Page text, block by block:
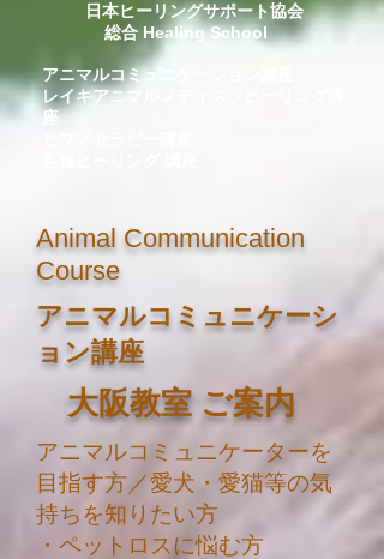
日本ヒーリングサポート協会
総合 Healing School
アニマルコミュニケーション講座
レイキアニマルメディスンヒーリング講
座
Animal Communication
Course
​アニマルコミュニケーシ
ョン講座
​大阪教室 ご案内
アニマルコミュニケーターを
目指す方／愛犬・愛猫等の気
持ちを知りたい方
・ペットロスに悩む方